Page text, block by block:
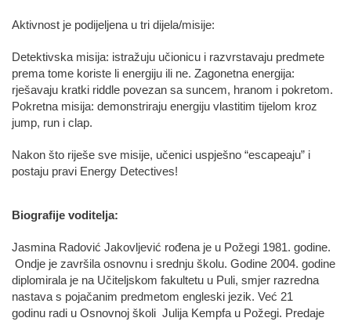
Aktivnost je podijeljena u tri dijela/misije:
Detektivska misija: istražuju učionicu i razvrstavaju predmete
prema tome koriste li energiju ili ne. Zagonetna energija:
rješavaju kratki riddle povezan sa suncem, hranom i pokretom.
Pokretna misija: demonstriraju energiju vlastitim tijelom kroz
jump, run i clap.
Nakon što riješe sve misije, učenici uspješno “escapeaju” i
postaju pravi Energy Detectives!
Biografije voditelja:
Jasmina Radović Jakovljević rođena je u Požegi 1981. godine.
Ondje je završila osnovnu i srednju školu. Godine 2004. godine
diplomirala je na Učiteljskom fakultetu u Puli, smjer razredna
nastava s pojačanim predmetom engleski jezik. Već 21
godinu radi u Osnovnoj školi Julija Kempfa u Požegi. Predaje